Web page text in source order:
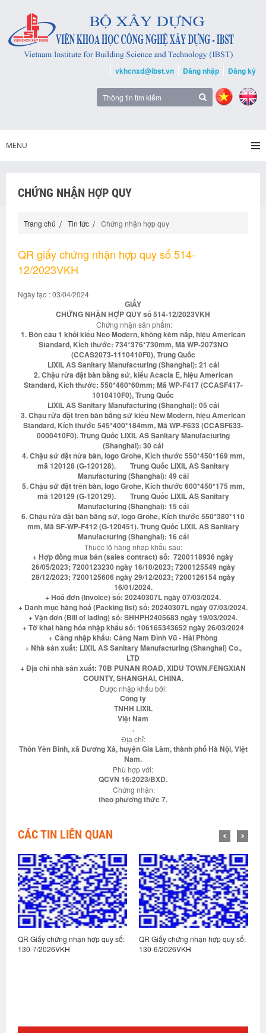
vkhcnxd@ibst.vn Đăng nhập Đăng ký
MENU
CHỨNG NHẬN HỢP QUY
Trang chủ Tin tức Chứng nhận hợp quy
QR giấy chứng nhận hợp quy số 514-
12/2023VKH
Ngày tạo : 03/04/2024
GIẤY
CHỨNG NHẬN HỢP QUY số 514-12/2023VKH
Chứng nhận sản phẩm:
1. Bồn cầu 1 khối kiểu Neo Modern, không kèm nắp, hiệu American
Standard, Kích thước: 734*376*730mm, Mã WP-2073NO
(CCAS2073-1110410F0), Trung Quốc
LIXIL AS Sanitary Manufacturing (Shanghai): 21 cái
2. Chậu rửa đặt bàn bằng sứ, kiểu Acacia E, hiệu American
Standard, Kích thước: 550*460*60mm; Mã WP-F417 (CCASF417-
1010410F0), Trung Quốc
LIXIL AS Sanitary Manufacturing (Shanghai): 05 cái
3. Chậu rửa đặt trên bàn bằng sứ kiểu New Modern, hiệu American
Standard, Kích thước 545*400*184mm, Mã WP-F633 (CCASF633-
0000410F0). Trung Quốc LIXIL AS Sanitary Manufacturing
(Shanghai): 30 cái
4. Chậu sứ đặt nửa bàn, logo Grohe, Kích thước 550*450*169 mm,
mã 120128 (G-120128). Trung Quốc LIXIL AS Sanitary
Manufacturing (Shanghai): 49 cái
5. Chậu sứ đặt trên bàn, logo Grohe, Kích thước 600*450*175 mm,
mã 120129 (G-120129). Trung Quốc LIXIL AS Sanitary
Manufacturing (Shanghai): 15 cái
6. Chậu rửa đặt bàn bằng sứ, logo Grohe, Kích thước 550*380*110
mm, Mã SF-WP-F412 (G-120451). Trung Quốc LIXIL AS Sanitary
Manufacturing (Shanghai): 16 cái
Thuộc lô hàng nhập khẩu sau:
+ Hợp đồng mua bán (sales contract) số: 7200118936 ngày
26/05/2023; 7200123230 ngày 16/10/2023; 7200125549 ngày
28/12/2023; 7200125606 ngày 29/12/2023; 7200126154 ngày
16/01/2024.
+ Hoá đơn (Invoice) số: 20240307L ngày 07/03/2024.
+ Danh mục hàng hoá (Packing list) số: 20240307L ngày 07/03/2024.
+ Vận đơn (Bill of lading) số: SHHPH2405683 ngày 19/03/2024.
+ Tờ khai hàng hóa nhập khẩu số: 106165343652 ngày 26/03/2024
+ Cảng nhập khẩu: Cảng Nam Đình Vũ - Hải Phòng
+ Nhà sản xuất: LIXIL AS Sanitary Manufacturing (Shanghai) Co.,
LTD
+ Địa chỉ nhà sản xuất: 70B PUNAN ROAD, XIDU TOWN.FENGXIAN
COUNTY, SHANGHAI, CHINA.
Được nhập khẩu bởi:
Công ty
TNHH LIXIL
Việt Nam
.
Địa chỉ:
Thôn Yên Bình, xã Dương Xá, huyện Gia Lâm, thành phố Hà Nội, Việt
Nam.
Phù hợp với:
QCVN 16:2023/BXD.
Chứng nhận:
theo phương thức 7.
CÁC TIN LIÊN QUAN
QR Giấy chứng nhận hợp quy số:
130-7/2026VKH
QR Giấy chứng nhận hợp quy số:
130-6/2026VKH